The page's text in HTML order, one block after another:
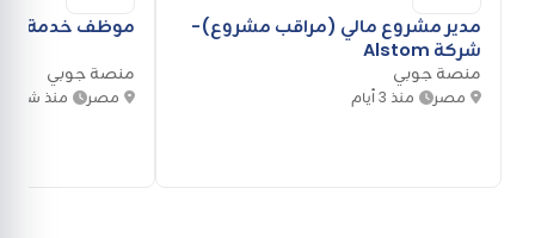
مدير مشروع مالي (مراقب مشروع)-
شركة Alstom
منصة جوبي
مصر منذ 3 أيام
موظف خدمة
منصة جوبي
مصر منذ شهر